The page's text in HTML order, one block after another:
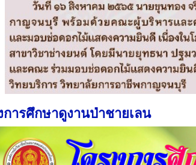
การศึกษาดูงานป่าชายเลน